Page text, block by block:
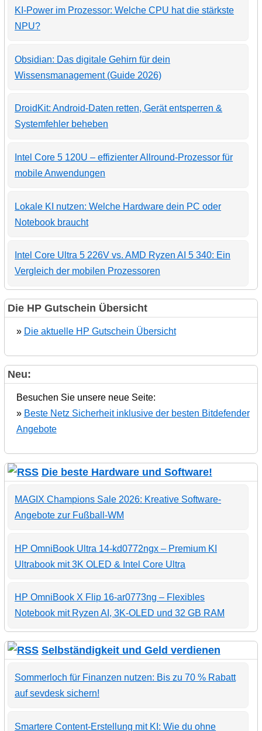
KI-Power im Prozessor: Welche CPU hat die stärkste
NPU?
Obsidian: Das digitale Gehirn für dein
Wissensmanagement (Guide 2026)
DroidKit: Android-Daten retten, Gerät entsperren &
Systemfehler beheben
Intel Core 5 120U – effizienter Allround-Prozessor für
mobile Anwendungen
Lokale KI nutzen: Welche Hardware dein PC oder
Notebook braucht
Intel Core Ultra 5 226V vs. AMD Ryzen AI 5 340: Ein
Vergleich der mobilen Prozessoren
Die HP Gutschein Übersicht
» Die aktuelle HP Gutschein Übersicht
Neu:
Besuchen Sie unsere neue Seite:
» Beste Netz Sicherheit inklusive der besten Bitdefender
Angebote
Die beste Hardware und Software!
MAGIX Champions Sale 2026: Kreative Software-
Angebote zur Fußball-WM
HP OmniBook Ultra 14-kd0772ngx – Premium KI
Ultrabook mit 3K OLED & Intel Core Ultra
HP OmniBook X Flip 16-ar0773ng – Flexibles
Notebook mit Ryzen AI, 3K-OLED und 32 GB RAM
Selbständigkeit und Geld verdienen
Sommerloch für Finanzen nutzen: Bis zu 70 % Rabatt
auf sevdesk sichern!
Smartere Content-Erstellung mit KI: Wie du ohne